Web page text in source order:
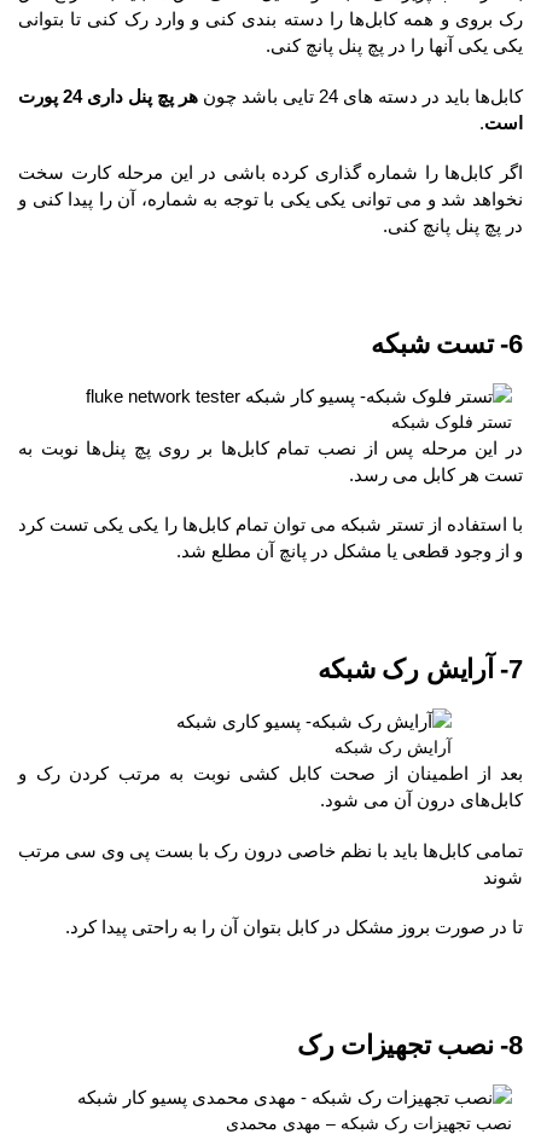
رک بروی و همه کابل‌ها را دسته بندی کنی و وارد رک کنی تا بتوانی
یکی یکی آنها را در پچ پنل پانچ کنی.
کابل‌ها باید در دسته های 24 تایی باشد چون
هر پچ پنل داری 24 پورت
است.
اگر کابل‌ها را شماره گذاری کرده باشی در این مرحله کارت سخت
نخواهد شد و می توانی یکی یکی با توجه به شماره، آن را پیدا کنی و
در پچ پنل پانچ کنی.
6- تست شبکه
تستر فلوک شبکه
در این مرحله پس از نصب تمام کابل‌ها بر روی پچ پنل‌ها نوبت به
تست هر کابل می رسد.
با استفاده از تستر شبکه می توان تمام کابل‌ها را یکی یکی تست کرد
و از وجود قطعی یا مشکل در پانچ آن مطلع شد.
7- آرایش رک شبکه
آرایش رک شبکه
بعد از اطمینان از صحت کابل کشی نوبت به مرتب کردن رک و
کابل‌های درون آن می شود.
تمامی کابل‌ها باید با نظم خاصی درون رک با بست پی وی سی مرتب
شوند
تا در صورت بروز مشکل در کابل بتوان آن را به راحتی پیدا کرد.
8- نصب تجهیزات رک
نصب تجهیزات رک شبکه – مهدی محمدی